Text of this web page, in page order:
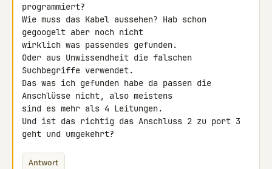
programmiert?
Wie muss das Kabel aussehen? Hab schon
gegoogelt aber noch nicht
wirklich was passendes gefunden.
Oder aus Unwissendheit die falschen
Suchbegriffe verwendet.
Das was ich gefunden habe da passen die
Anschlüsse nicht, also meistens
sind es mehr als 4 Leitungen.
Und ist das richtig das Anschluss 2 zu port 3
geht und umgekehrt?
Antwort